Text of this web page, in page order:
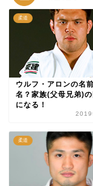
柔道
ウルフ・アロンの名
名？家族(父母兄弟)
になる！
2019
柔道